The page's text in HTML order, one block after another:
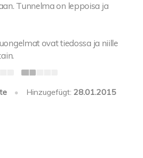
Tunnelma on leppoisa ja
ovat tiedossa ja niille
• Hinzugefügt: 28.01.2015